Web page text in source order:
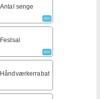
Antal senge
INFO
Festsal
INFO
Håndværkerrabat